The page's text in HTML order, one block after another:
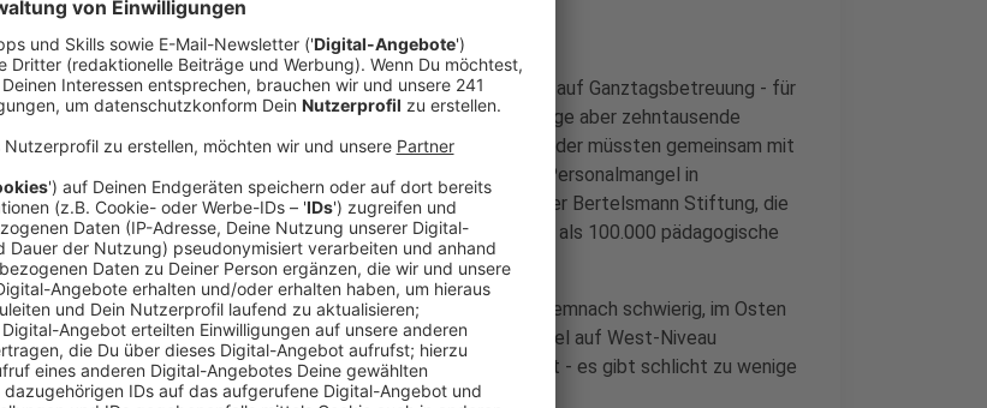
(dpa) - Jedes einzelne Grundschulkind hat künftig einen Anspruch auf Ganztagsbetreuung - für
die Umsetzung bis Ende des Jahrzehnts fehlen einer Studie zufolge aber zehntausende
Erzieherinnen und Sozialpädagogen in Deutschland. Die Bundesländer müssten gemeinsam mit
allen Verantwortlichen schon jetzt handeln, um dem steigenden Personalmangel in
Grundschulen und Horten vorzubeugen, sagte Anette Stein von der Bertelsmann Stiftung, die
die Studie am Dienstag veröffentlichte. Insgesamt könnten mehr als 100.000 pädagogische
Fachkräfte fehlen.
Vor allem im Westen wird die Umsetzung des Rechtsanspruchs demnach schwierig, im Osten
sollte dagegen der vergleichsweise schlechtere Personalschlüssel auf West-Niveau
verbessert werden. Am Geld scheitert es der Studie zufolge nicht - es gibt schlicht zu wenige
Menschen, die den Beruf ergreifen wollen.